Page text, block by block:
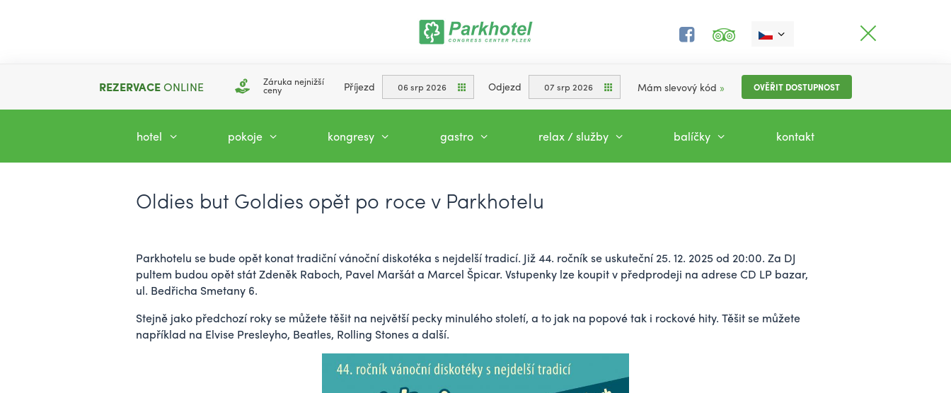
REZERVACEONLINE Záruka nejnižší
ceny Příjezd 06 srp 2026 Odjezd 07 srp 2026 Mám slevový kód » OVĚŘIT DOSTUPNOST
hotel pokoje kongresy gastro relax / služby balíčky kontakt
Oldies but Goldies opět po roce v Parkhotelu
Parkhotelu se bude opět konat tradiční vánoční diskotéka s nejdelší tradicí. Již 44. ročník se uskuteční 25. 12. 2025 od 20:00. Za DJ
pultem budou opět stát Zdeněk Raboch, Pavel Maršát a Marcel Špicar. Vstupenky lze koupit v předprodeji na adrese CD LP bazar,
ul. Bedřicha Smetany 6.
Stejně jako předchozí roky se můžete těšit na největší pecky minulého století, a to jak na popové tak i rockové hity. Těšit se můžete
například na Elvise Presleyho, Beatles, Rolling Stones a další.